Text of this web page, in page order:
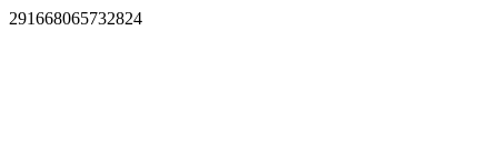
291668065732824